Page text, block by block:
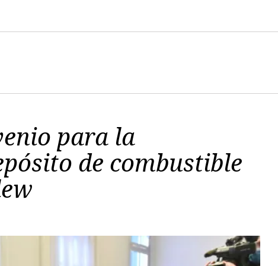
para la
de combustible